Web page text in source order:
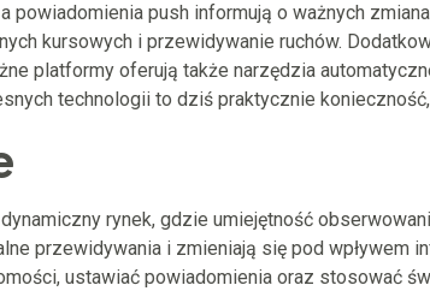
push informują o ważnych
kursowych i przewidywanie ruchów.
platformy oferują także narzędzia
technologii to dziś praktycznie
rynek, gdzie umiejętność
przewidywania i zmieniają się pod wpływem
ustawiać powiadomienia oraz stosować